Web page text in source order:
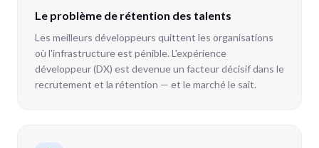
Le problème de rétention des talents
Les meilleurs développeurs quittent les organisations
où l'infrastructure est pénible. L'expérience
développeur (DX) est devenue un facteur décisif dans le
recrutement et la rétention — et le marché le sait.